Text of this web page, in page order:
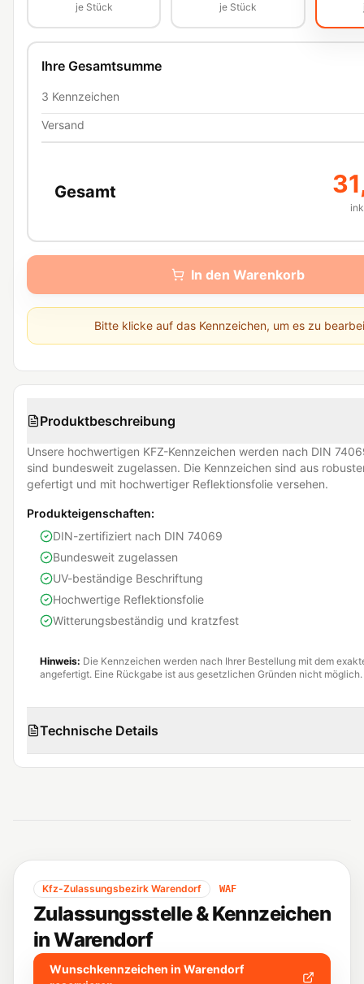
je Stück je Stück
Ihre Gesamtsumme
3 Kennzeichen
Versand
Gesamt
In den Warenkorb
Bitte klicke auf das Kennzeichen, um es zu
Produktbeschreibung
Unsere hochwertigen KFZ-Kennzeichen werden nach DIN
sind bundesweit zugelassen. Die Kennzeichen sind aus
gefertigt und mit hochwertiger Reflektionsfolie versehen.
Produkteigenschaften:
DIN-zertifiziert nach DIN 74069
Bundesweit zugelassen
UV-beständige Beschriftung
Hochwertige Reflektionsfolie
Witterungsbeständig und kratzfest
Hinweis: Die Kennzeichen werden nach Ihrer Bestellung mit dem
angefertigt. Eine Rückgabe ist aus gesetzlichen Gründen nicht möglich.
Technische Details
Kfz-Zulassungsbezirk Warendorf WAF
Zulassungsstelle & Kennzeichen
inWarendorf
Wunschkennzeichen in Warendorf